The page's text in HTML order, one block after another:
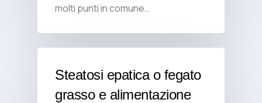
molti punti in comune…
Steatosi epatica o fegato
grasso e alimentazione